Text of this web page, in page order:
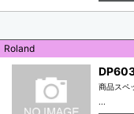
Roland
商品ス
...